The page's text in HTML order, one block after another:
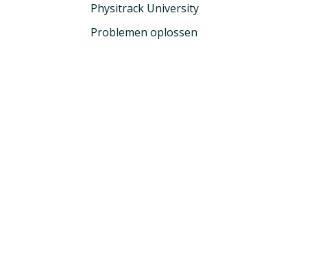
Physitrack University
Problemen oplossen